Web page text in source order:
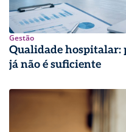
Gestão
Qualidade hospitalar:
já não é suficiente